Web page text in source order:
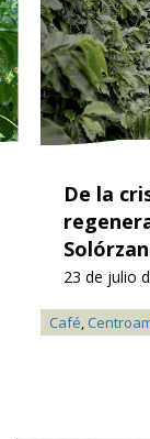
Café,
De la
23 de julio